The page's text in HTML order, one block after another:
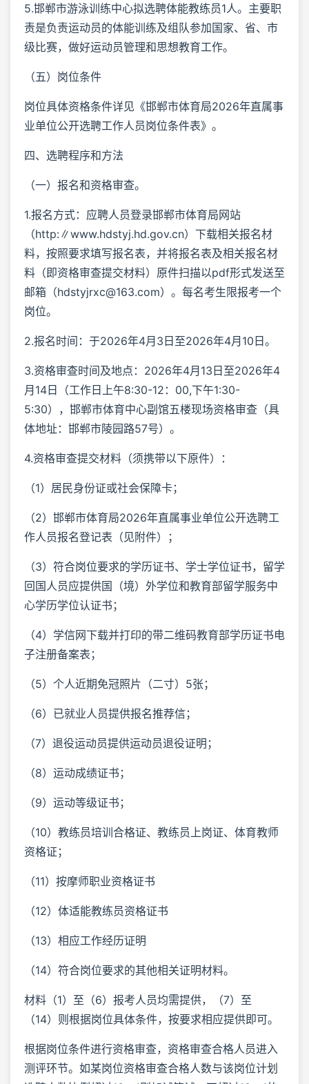
5.邯郸市游泳训练中心拟选聘体能教练员1人。主要职
责是负责运动员的体能训练及组队参加国家、省、市
级比赛，做好运动员管理和思想教育工作。
（五）岗位条件
岗位具体资格条件详见《邯郸市体育局2026年直属事
业单位公开选聘工作人员岗位条件表》。
四、选聘程序和方法
（一）报名和资格审查。
1.报名方式：应聘人员登录邯郸市体育局网站
（http:∥www.hdstyj.hd.gov.cn）下载相关报名材
料，按照要求填写报名表，并将报名表及相关报名材
料（即资格审查提交材料）原件扫描以pdf形式发送至
邮箱（hdstyjrxc@163.com）。每名考生限报考一个
岗位。
2.报名时间：于2026年4月3日至2026年4月10日。
3.资格审查时间及地点：2026年4月13日至2026年4
月14日（工作日上午8:30-12：00,下午1:30-
5:30），邯郸市体育中心副馆五楼现场资格审查（具
体地址：邯郸市陵园路57号）。
4.资格审查提交材料（须携带以下原件）：
（1）居民身份证或社会保障卡；
（2）邯郸市体育局2026年直属事业单位公开选聘工
作人员报名登记表（见附件）；
（3）符合岗位要求的学历证书、学士学位证书，留学
回国人员应提供国（境）外学位和教育部留学服务中
心学历学位认证书；
（4）学信网下载并打印的带二维码教育部学历证书电
子注册备案表；
（5）个人近期免冠照片（二寸）5张；
（6）已就业人员提供报名推荐信；
（7）退役运动员提供运动员退役证明；
（8）运动成绩证书；
（9）运动等级证书；
（10）教练员培训合格证、教练员上岗证、体育教师
资格证；
（11）按摩师职业资格证书
（12）体适能教练员资格证书
（13）相应工作经历证明
（14）符合岗位要求的其他相关证明材料。
材料（1）至（6）报考人员均需提供，（7）至
（14）则根据岗位具体条件，按要求相应提供即可。
根据岗位条件进行资格审查，资格审查合格人员进入
测评环节。如某岗位资格审查合格人数与该岗位计划